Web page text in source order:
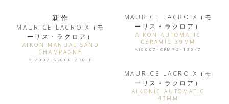
新作
MAURICE LACROIX（モ
ーリス・ラクロア）
AIKON MANUAL SAND
CHAMPAGNE
AI7007-SS00E-730-B
MAURICE LACROIX（モ
ーリス・ラクロア）
AIKON AUTOMATIC
CERAMIC 39MM
AI6007-CRM72-130-7
MAURICE LACROIX（モ
ーリス・ラクロア）
AIKONIC AUTOMATIC
43MM